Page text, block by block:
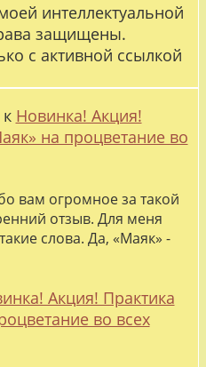
интеллектуальной
защищены.
с активной ссылкой
к Новинка! Акция!
на процветание во
вам огромное за такой
отзыв. Для меня
слова. Да, «Маяк» -
Акция! Практика
во всех